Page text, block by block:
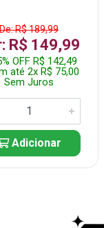
De: R$ 189,99
R$ 149,99
OFF R$ 142,49
até 2x R$ 75,00
Sem Juros
Adicionar